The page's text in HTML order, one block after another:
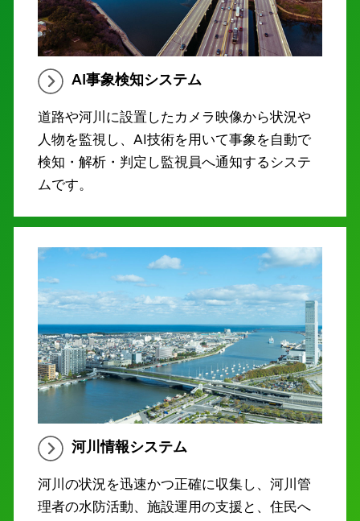
AI事象検知システム
道路や河川に設置したカメラ映像から状況や
人物を監視し、AI技術を用いて事象を自動で
検知・解析・判定し監視員へ通知するシステ
ムです。
河川情報システム
河川の状況を迅速かつ正確に収集し、河川管
理者の水防活動、施設運用の支援と、住民へ